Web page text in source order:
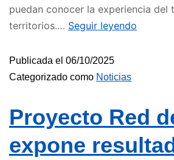
puedan conocer la experiencia del
territorios.… Seguir leyendo
Publicada el 06/10/2025
Categorizado como Noticias
Proyecto Red
expone